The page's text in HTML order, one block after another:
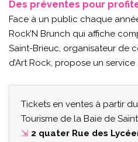
Des préventes pour
Face à un public chaque
Rock’N Brunch qui affiche
Saint-Brieuc, organisateur de
d’Art Rock, propose un
Tickets en ventes à partir
Tourisme de la Baie de
⇲ 2 quater Rue des